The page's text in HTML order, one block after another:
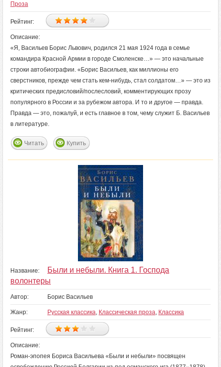
Проза
Рейтинг:
Описание:
«Я, Васильев Борис Львович, родился 21 мая 1924 года в семье
командира Красной Армии в городе Смоленске…» — это начальные
строки автобиографии. «Борис Васильев, как миллионы его
сверстников, прежде чем стать кем-нибудь, стал солдатом…» — это из
критических предисловий/послесловий, комментирующих прозу
популярного в России и за рубежом автора. И то и другое — правда.
Правда — это, пожалуй, и есть главное в том, чему служит Б. Васильев
в литературе.
Читать Купить
Название:
Были и небыли. Книга 1. Господа
волонтеры
Автор: Борис Васильев
Жанр: Русская классика, Классическая проза, Классика
Рейтинг:
Описание:
Роман-эпопея Бориса Васильева «Были и небыли» посвящен